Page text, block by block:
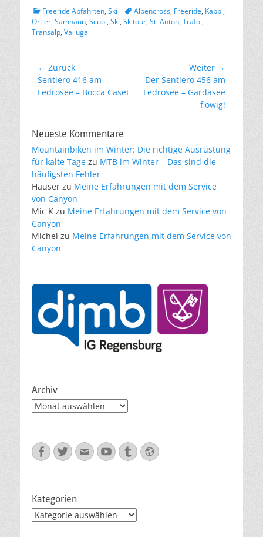
Kategorien
Freeride Abfahrten, Ski Schlagworte
Alpencross, Freeride, Kappl,
Ortler, Samnaun, Scuol, Ski, Skitour, St. Anton, Trafoi,
Transalp, Valluga
Beitragsnavigation
← Zurück
Vorheriger
Beitrag:
Sentiero 416 am
Ledrosee – Bocca Caset
Weiter →
Nächster
Beitrag:
Der Sentiero 456 am
Ledrosee – Gardasee
flowig!
Neueste Kommentare
Mountainbiken im Winter: Die richtige Ausrüstung
für kalte Tage zu MTB im Winter – Das sind die
häufigsten Fehler
Häuser zu Meine Erfahrungen mit dem Service
von Canyon
Mic K zu Meine Erfahrungen mit dem Service von
Canyon
Michel zu Meine Erfahrungen mit dem Service von
Canyon
Archiv
Archiv
Facebook
Twitter
E-
Mail
YouTube
TumblrWebsite
Kategorien
Kategorien